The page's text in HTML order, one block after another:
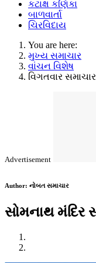
કટાક્ષ કણિકા
બાળવાર્તા
ચિરવિદાય
You are here:
મુખ્ય સમાચાર
વાંચન વિશેષ
વિગતવાર સમાચાર
Advertisement
Author: નોબત સમાચાર
સોમનાથ મંદિર